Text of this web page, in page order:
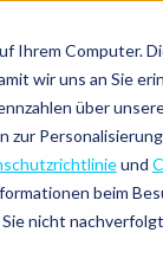
Ihrem Computer.
wir uns an Sie
über
zur
und
beim
nicht